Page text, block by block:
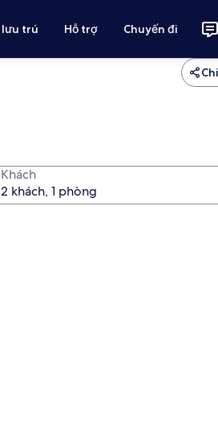
trú Hỗ trợ Chuyến đi
Khách